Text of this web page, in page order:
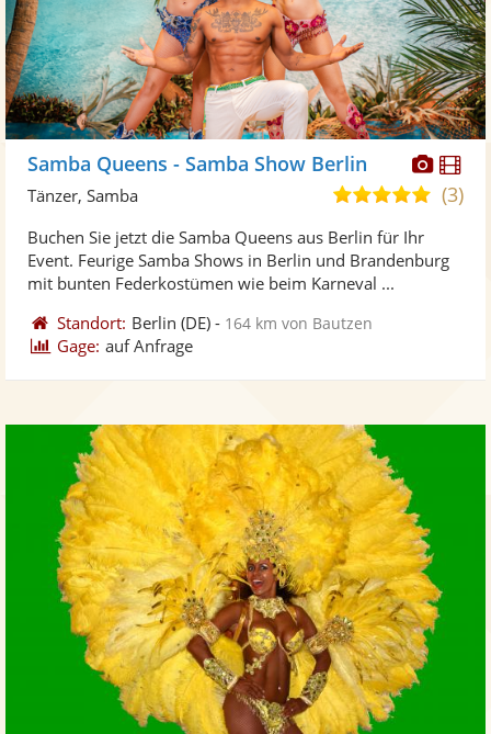
Samba Queens - Samba Show Berlin
5,0
Sternen
(3)
Tänzer, Samba
Buchen Sie jetzt die Samba Queens aus Berlin für Ihr
Event. Feurige Samba Shows in Berlin und Brandenburg
mit bunten Federkostümen wie beim Karneval ...
Standort: Berlin (DE) - 164 km von Bautzen
Gage: auf Anfrage